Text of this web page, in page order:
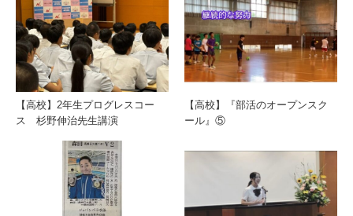
【高校】2年生プログレスコー
ス 杉野伸治先生講演
【高校】『部活のオープンスク
ール』⑤